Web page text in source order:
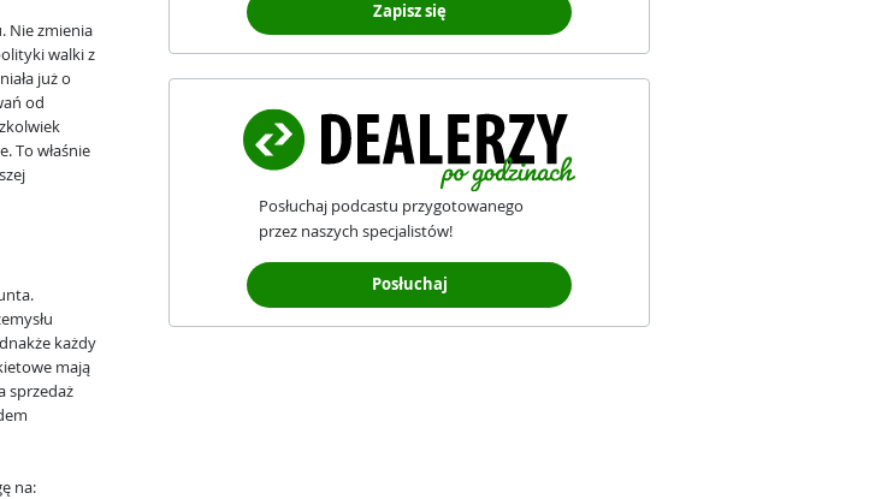
Nie zmienia
walki z
już o
od
To właśnie
każdy
mają
sprzedaż
na:
Zapisz się
Posłuchaj podcastu przygotowanego
przez naszych specjalistów!
Posłuchaj